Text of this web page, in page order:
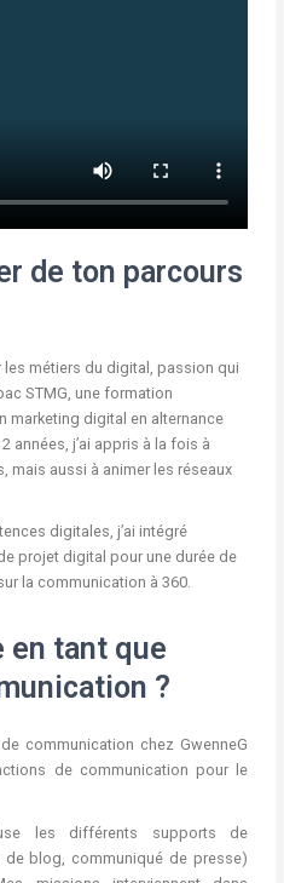
de ton parcours
les métiers du digital, passion qui
STMG, une formation
marketing digital en alternance
années, j’ai appris à la fois à
mais aussi à animer les réseaux
digitales, j’ai intégré
projet digital pour une durée de
la communication à 360.
en tant que
?
communication chez GwenneG
de communication pour le
les différents supports de
blog, communiqué de presse)